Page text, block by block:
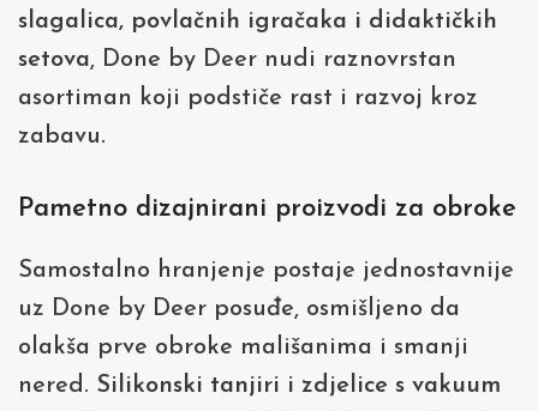
slagalica, povlačnih igračaka i didaktičkih
setova, Done by Deer nudi raznovrstan
asortiman koji podstiče rast i razvoj kroz
zabavu.
Pametno dizajnirani proizvodi za obroke
Samostalno hranjenje postaje jednostavnije
uz Done by Deer posuđe, osmišljeno da
olakša prve obroke mališanima i smanji
nered. Silikonski tanjiri i zdjelice s vakuum